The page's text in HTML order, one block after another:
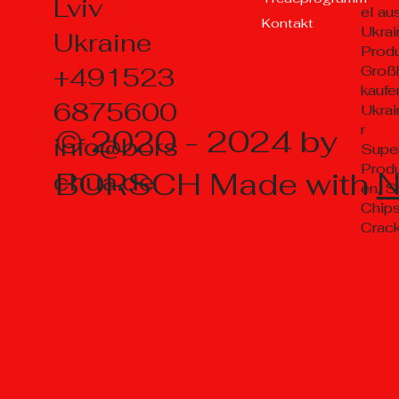
Lviv
Ukraine
+491523
6875600
info@bors
chua.de
© 2020 - 2024 by
BORSCH Made with
Kontakt
el
r
en,